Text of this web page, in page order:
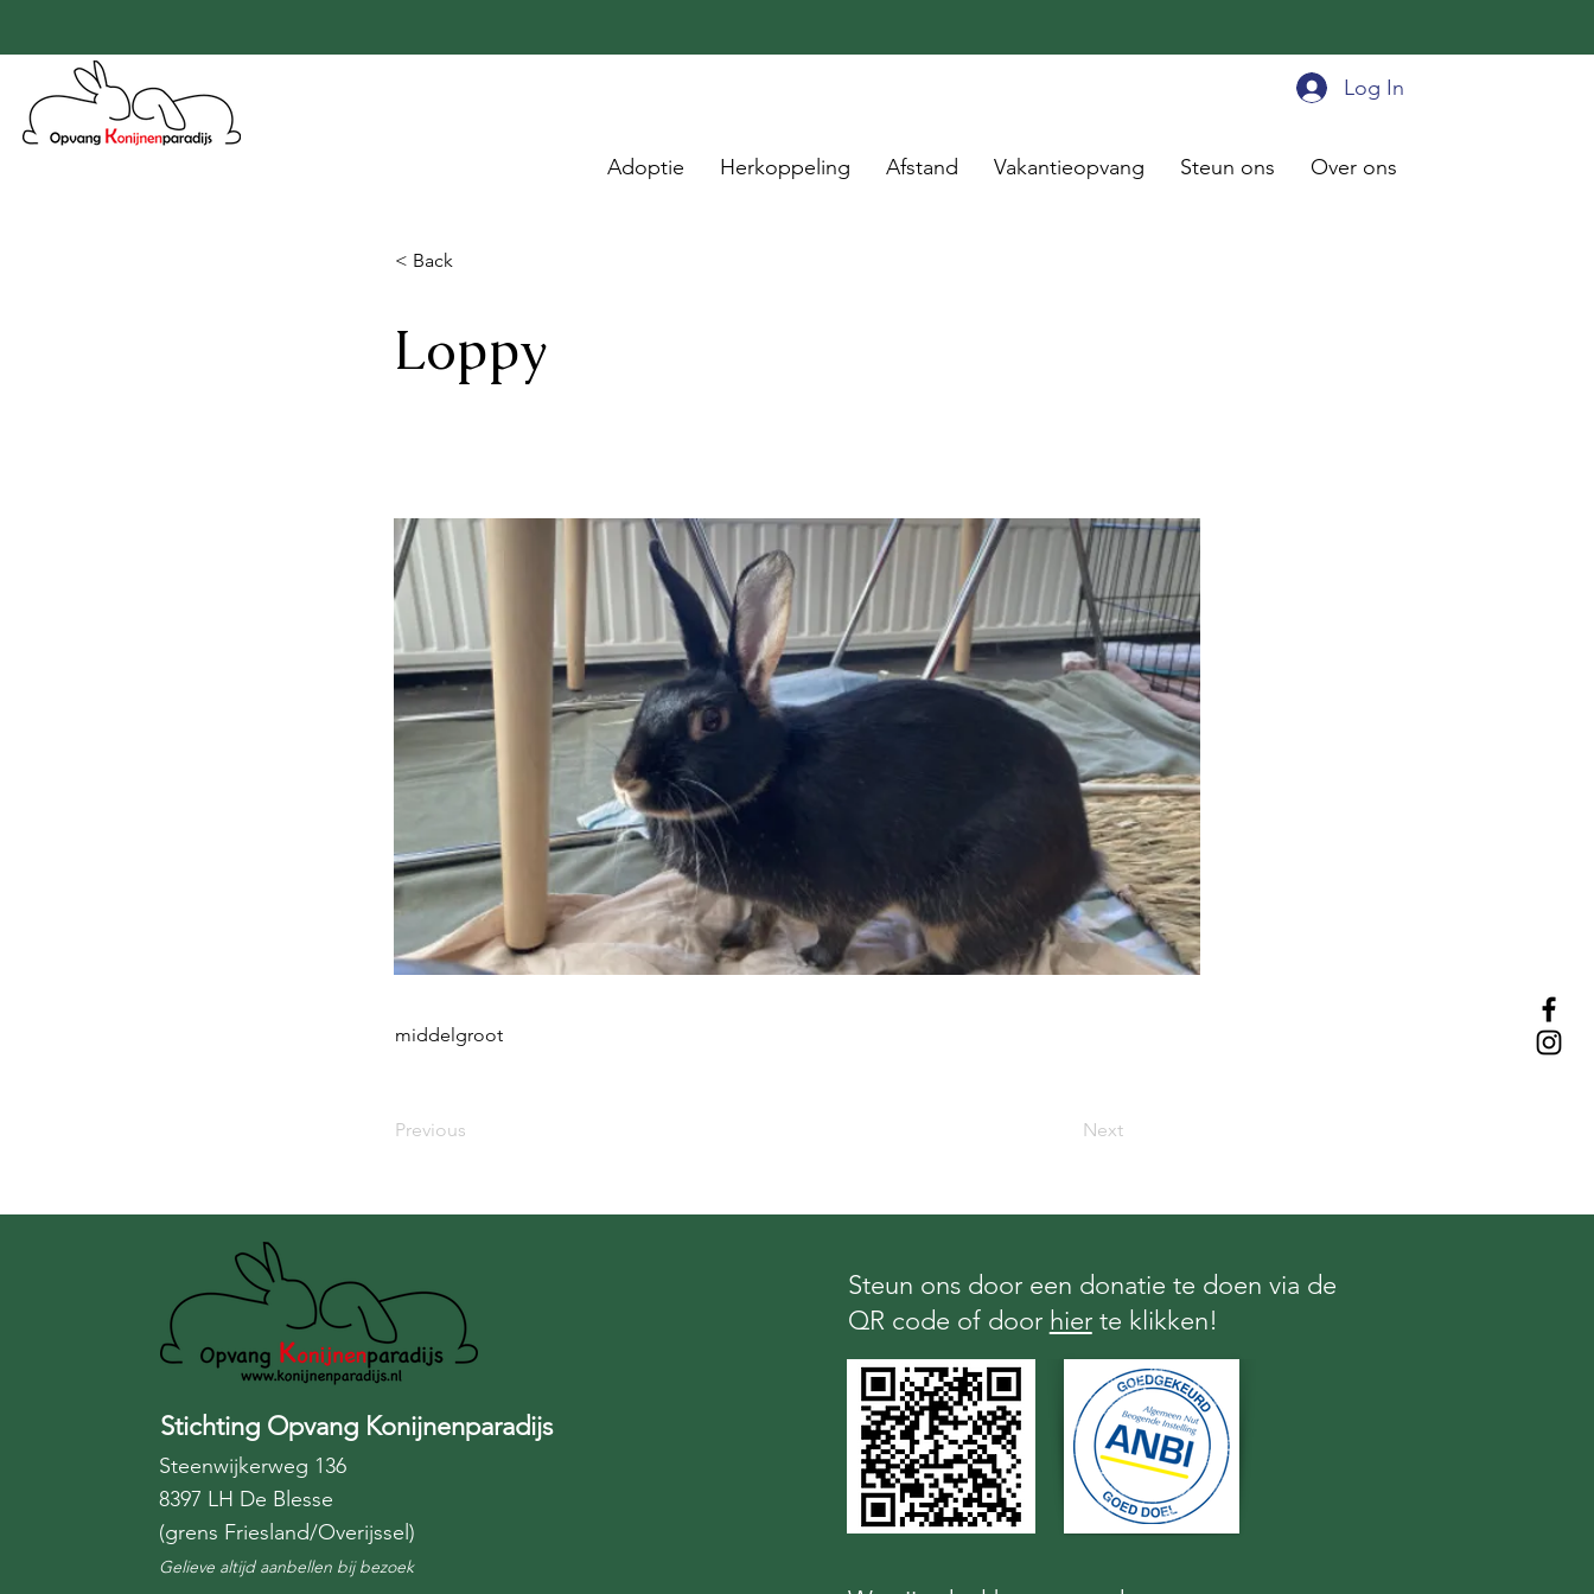
Log In
Adoptie Herkoppeling Afstand Vakantieopvang Steun ons Over ons
< Back
Loppy
middelgroot
Previous Next
Stichting Opvang Konijnenparadijs
Steenwijkerweg 136
8397 LH De Blesse
(grens Friesland/Overijssel)
Gelieve altijd aanbellen bij bezoek
Steun ons door een donatie te doen via de
QR code of door hierte klikken!